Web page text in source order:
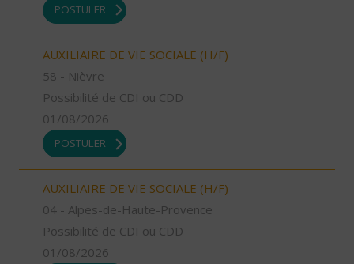
POSTULER
AUXILIAIRE DE VIE SOCIALE (H/F)
58 - Nièvre
Possibilité de CDI ou CDD
01/08/2026
POSTULER
AUXILIAIRE DE VIE SOCIALE (H/F)
04 - Alpes-de-Haute-Provence
Possibilité de CDI ou CDD
01/08/2026